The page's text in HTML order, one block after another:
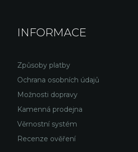
INFORMACE
Způsoby platby
Ochrana osobních údajů
Možnosti dopravy
Kamenná prodejna
Věrnostní systém
Recenze ověření